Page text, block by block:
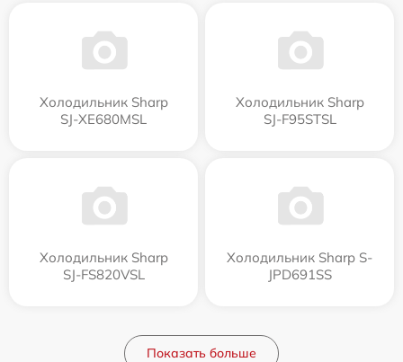
Холодильник Sharp
SJ-XE680MSL
Холодильник Sharp
SJ-F95STSL
Холодильник Sharp
SJ-FS820VSL
Холодильник Sharp S-
JPD691SS
Показать больше